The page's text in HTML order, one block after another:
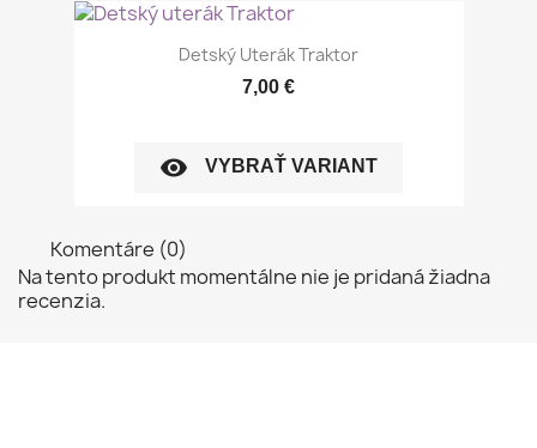
Detský Uterák Traktor
7,00 €
visibility VYBRAŤ VARIANT
Komentáre (0)
Na tento produkt momentálne nie je pridaná žiadna
recenzia.